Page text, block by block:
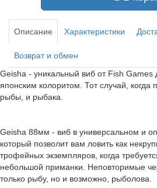
Описание Характеристики
Возврат и обмен
Geisha - уникальный виб от Fish Games
японским колоритом. Тот случай, когда
рыбы, и рыбака.
Geisha 88мм - виб в универсальном и
который позволит вам ловить как
трофейных экземпляров, когда
небольшой приманки. Неповторимые
только рыбу, но и возможно, рыболова.